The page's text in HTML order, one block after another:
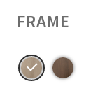
FRAME